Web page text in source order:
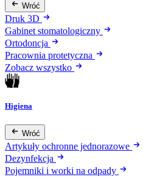
Wróć
Druk 3D
Gabinet stomatologiczny
Ortodoncja
Pracownia protetyczna
Zobacz wszystko
Higiena
Wróć
Artykuły ochronne jednorazowe
Dezynfekcja
Pojemniki i worki na odpady